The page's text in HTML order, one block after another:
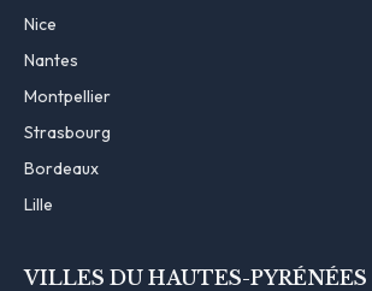
Nice
Nantes
Montpellier
Strasbourg
Bordeaux
Lille
VILLES DU HAUTES-PYRÉNÉES